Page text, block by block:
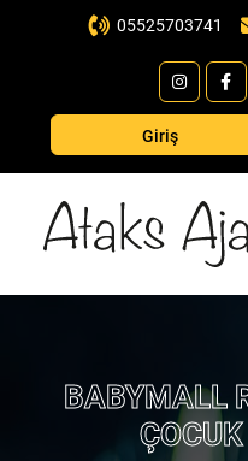
05525703741
Giriş
BABYMALL